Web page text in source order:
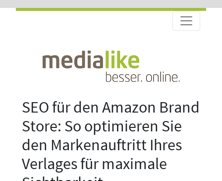
SEO für den Amazon Brand
Store: So optimieren Sie
den Markenauftritt Ihres
Verlages für maximale